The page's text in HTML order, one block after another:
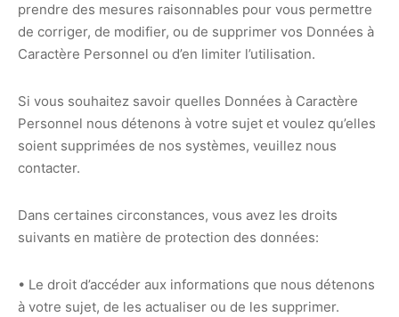
prendre des mesures raisonnables pour vous permettre
de corriger, de modifier, ou de supprimer vos Données à
Caractère Personnel ou d’en limiter l’utilisation.
Si vous souhaitez savoir quelles Données à Caractère
Personnel nous détenons à votre sujet et voulez qu’elles
soient supprimées de nos systèmes, veuillez nous
contacter.
Dans certaines circonstances, vous avez les droits
suivants en matière de protection des données:
• Le droit d’accéder aux informations que nous détenons
à votre sujet, de les actualiser ou de les supprimer.